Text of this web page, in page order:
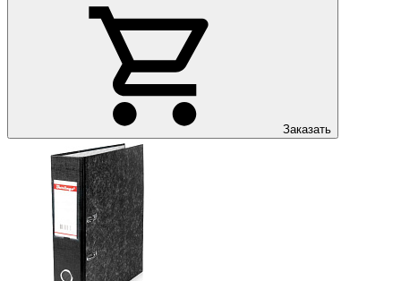
Заказать